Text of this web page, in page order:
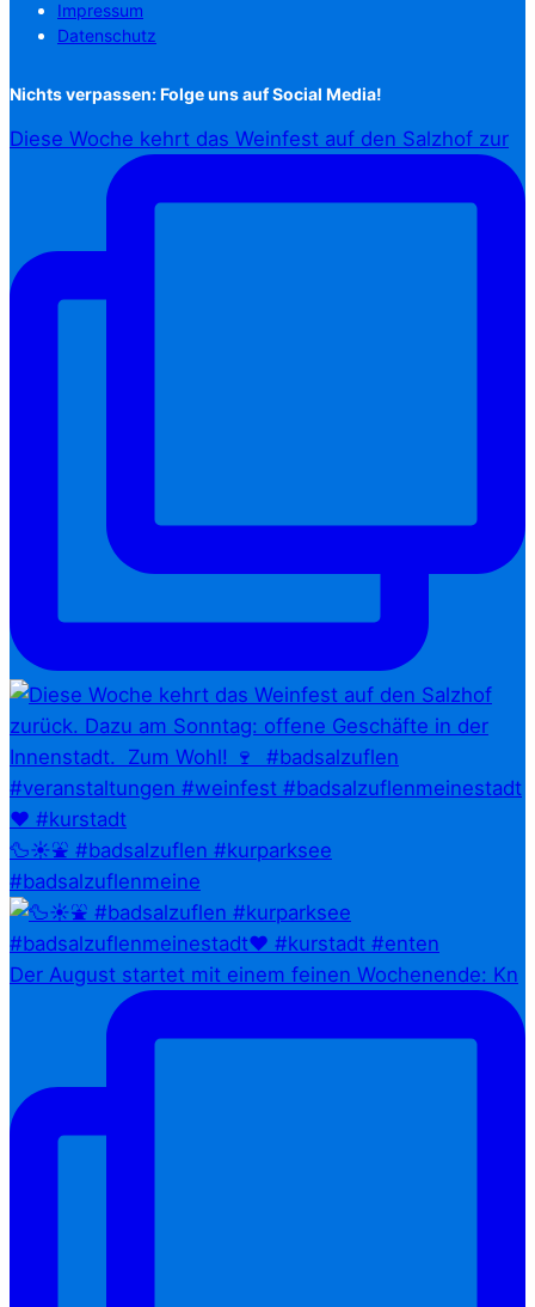
Impressum
Datenschutz
Nichts verpassen: Folge uns auf Social Media!
Diese Woche kehrt das Weinfest auf den Salzhof zur
🦆☀️⛲ #badsalzuflen #kurparksee
#badsalzuflenmeine
Der August startet mit einem feinen Wochenende: Kn